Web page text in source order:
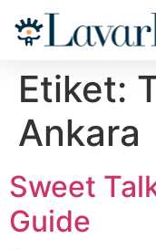
Etiket:
Ankara
Sweet
Guide